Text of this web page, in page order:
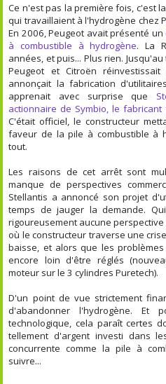
Ce n'est pas la première fois, c'est
qui travaillaient à l'hydrogène chez
En 2006, Peugeot avait présenté un
à combustible à hydrogène. La
années, et puis... Plus rien.
Peugeot et Citroën
annonçait la fabrication
apprenait avec surprise que
actionnaire de Symbio, le
C'était officiel, le constructeur
faveur de la pile à combustible à
tout.
Les raisons de cet arrêt sont
manque de perspectives
Stellantis a annoncé son projet
temps de jauger la demande.
rigoureusement aucune
où le constructeur traverse une
baisse, et alors que les
encore loin d'être réglés
moteur sur le 3 cylindres Puretech).
D'un point de vue strictement
d'abandonner l'hydrogène.
technologique, cela paraît certes
tellement d'argent investi dans
concurrente comme la pile à
suivre...